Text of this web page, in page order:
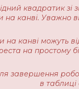
квадратик
канві. Уважно
на канві можуть
на простому
завершення
в